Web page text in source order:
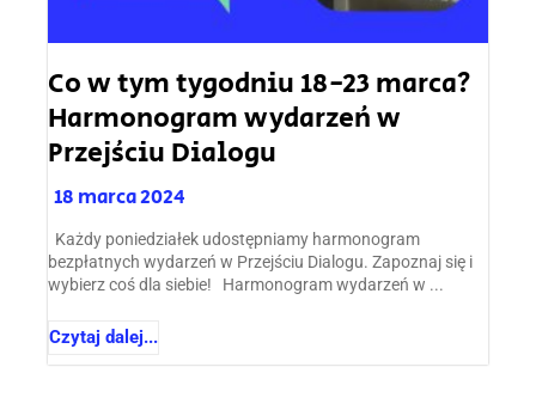
Co w tym tygodniu 18-23 marca?
Harmonogram wydarzeń w
Przejściu Dialogu
18 marca 2024
Każdy poniedziałek udostępniamy harmonogram
bezpłatnych wydarzeń w Przejściu Dialogu. Zapoznaj się i
wybierz coś dla siebie! Harmonogram wydarzeń w ...
Czytaj dalej...